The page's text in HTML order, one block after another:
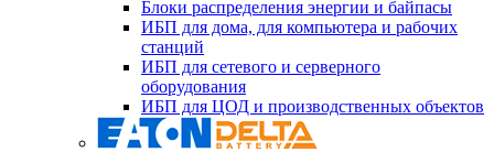
Блоки распределения энергии и байпасы
ИБП для дома, для компьютера и рабочих
станций
ИБП для сетевого и серверного
оборудования
ИБП для ЦОД и производственных объектов